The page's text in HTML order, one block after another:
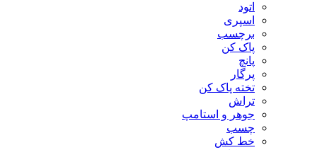
اتود
اسپری
برچسب
پاک کن
پانچ
پرگار
تخته پاک کن
تراش
جوهر و استامپ
چسب
خط کش